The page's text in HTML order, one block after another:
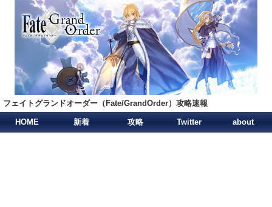
フェイトグランドオーダー（Fate/GrandOrder）攻略速報
HOME 新着 攻略 Twitter about